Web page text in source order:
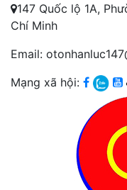
147 Quốc lộ 1A,
Chí Minh
Email:
Mạng xã hội: